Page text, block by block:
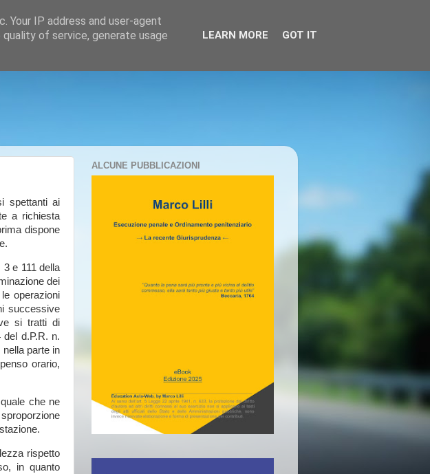
spettanti ai
a richiesta
dispone
e 111 della
dei
operazioni
successive
si tratti di
del d.P.R. n.
parte in
orario,
che ne
rispetto
in quanto
ALCUNE PUBBLICAZIONI
Your IP address and user-agent
of service, generate usage
LEARN MORE GOT IT